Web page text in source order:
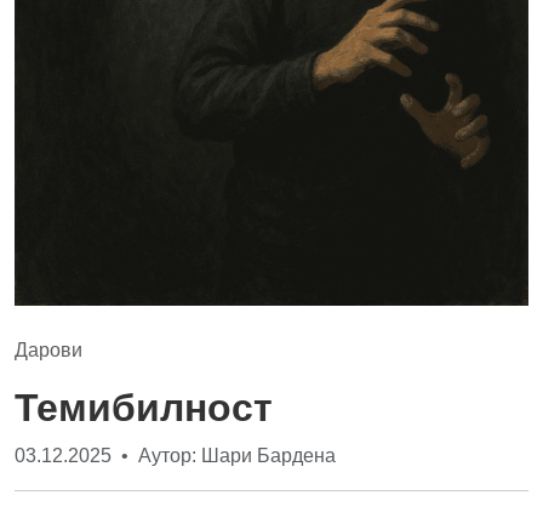
Дарови
Темибилност
03.12.2025 • Аутор: Шари Бардена